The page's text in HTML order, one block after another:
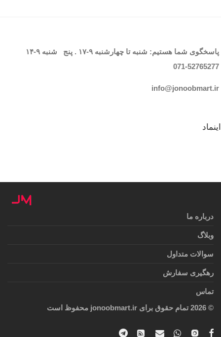
پاسخگوی شما هستیم: شنبه تا چهارشنبه ۹-۱۷ . پنج شنبه ۹-۱۴
071-52765277
info@jonoobmart.ir
اینماد
درباره ما
وبلاگ
سوالات متداول
رهگیری سفارش
تماس
©
2026تمام حقوق برای jonoobmart.ir محفوظ است